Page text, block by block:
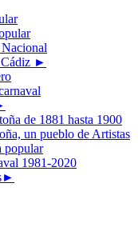
Cádiz ►
de 1881 hasta 1900
un pueblo de Artistas
popular
1981-2020